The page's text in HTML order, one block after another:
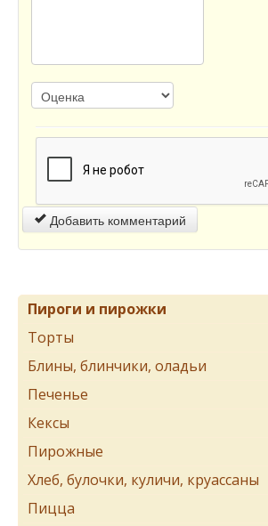
Добавить комментарий
Пироги и пирожки
Торты
Блины, блинчики, оладьи
Печенье
Кексы
Пирожные
Хлеб, булочки, куличи, круассаны
Пицца